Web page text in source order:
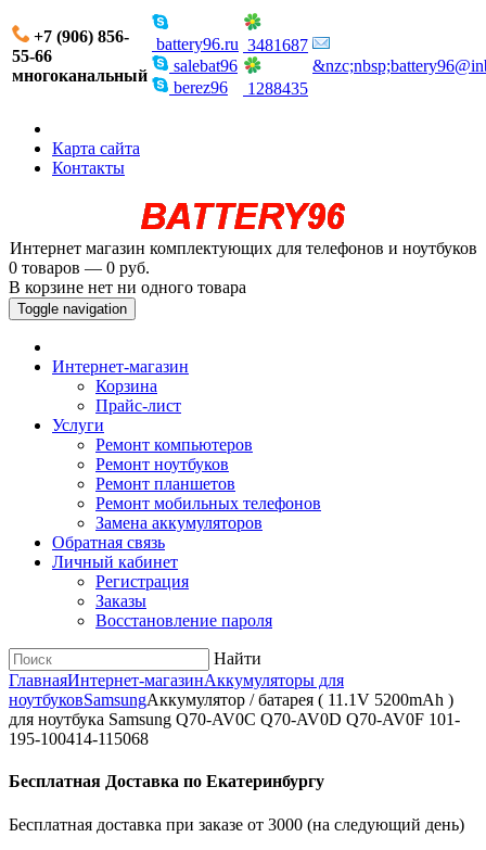
+7 (906) 856-
55-66
многоканальный
battery96.ru
salebat96
berez96
3481687
1288435
Карта сайта
Контакты
Интернет магазин комплектующих для телефонов и ноутбуков
0 товаров — 0 руб.
В корзине нет ни одного товара
Toggle navigation
Интернет-магазин
Корзина
Прайс-лист
Услуги
Ремонт компьютеров
Ремонт ноутбуков
Ремонт планшетов
Ремонт мобильных телефонов
Замена аккумуляторов
Обратная связь
Личный кабинет
Регистрация
Заказы
Восстановление пароля
Найти
ГлавнаяИнтернет-магазинАккумуляторы для
ноутбуковSamsungАккумулятор / батарея ( 11.1V 5200mAh )
для ноутбука Samsung Q70-AV0C Q70-AV0D Q70-AV0F 101-
195-100414-115068
Бесплатная Доставка по Екатеринбургу
Бесплатная доставка при заказе от 3000 (на следующий день)